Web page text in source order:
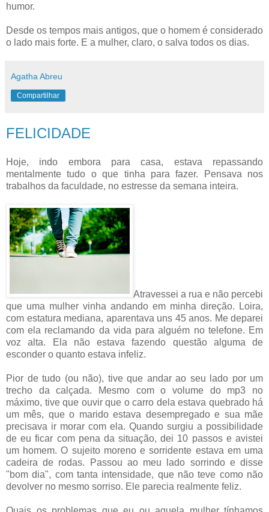
humor.
Desde os tempos mais antigos, que o homem é considerado
o lado mais forte. E a mulher, claro, o salva todos os dias.
Agatha Abreu
Compartilhar
FELICIDADE
Hoje, indo embora para casa, estava repassando
mentalmente tudo o que tinha para fazer. Pensava nos
trabalhos da faculdade, no estresse da semana inteira.
Atravessei a rua e não percebi
que uma mulher vinha andando em minha direção. Loira,
com estatura mediana, aparentava uns 45 anos. Me deparei
com ela reclamando da vida para alguém no telefone. Em
voz alta. Ela não estava fazendo questão alguma de
esconder o quanto estava infeliz.
Pior de tudo (ou não), tive que andar ao seu lado por um
trecho da calçada. Mesmo com o volume do mp3 no
máximo, tive que ouvir que o carro dela estava quebrado há
um mês, que o marido estava desempregado e sua mãe
precisava ir morar com ela. Quando surgiu a possibilidade
de eu ficar com pena da situação, dei 10 passos e avistei
um homem. O sujeito moreno e sorridente estava em uma
cadeira de rodas. Passou ao meu lado sorrindo e disse
"bom dia", com tanta intensidade, que não teve como não
devolver no mesmo sorriso. Ele parecia realmente feliz.